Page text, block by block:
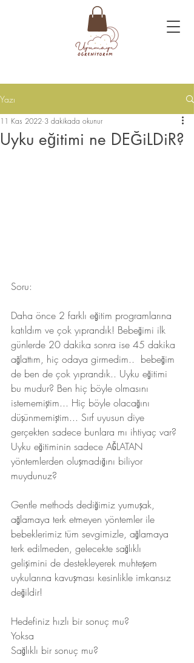
Yazı
Uyku eğitimi ne DEĞiLDiR?
11 Kas 2022 3 dakikada okunur
Soru:
Daha önce 2 farklı eğitim programlarına
katıldım ve çok yıprandık! Bebeğimi ilk
günlerde 20 dakika sonra ise 45 dakika
ağlattım, hiç odaya girmedim..  bebeğim
de ben de çok yıprandık.. Uyku eğitimi
bu mudur? Ben hiç böyle olmasını
istememiştim... Hiç böyle olacağını
düşünmemiştim... Sırf uyusun diye
gerçekten sadece bunlara mı ihtiyaç var?
Uyku eğitiminin sadece AĞLATAN
yöntemlerden oluşmadığını biliyor
muydunuz?
Gentle methods dediğimiz yumuşak,
ağlamaya terk etmeyen yöntemler ile
bebeklerimiz tüm sevgimizle, ağlamaya
terk edilmeden, gelecekte sağlıklı
gelişimini de destekleyerek muhteşem
uykularına kavuşması kesinlikle imkansız
değildir!
Hedefiniz hızlı bir sonuç mu?
Yoksa
Sağlıklı bir sonuç mu?